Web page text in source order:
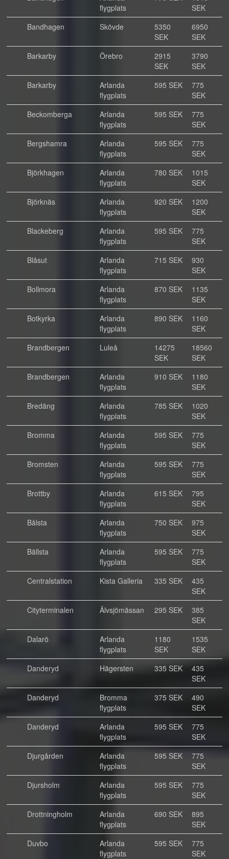
flygplats
SEK
Bandhagen
Skövde
5350
SEK
6950
SEK
Barkarby
Örebro
2915
SEK
3790
SEK
Barkarby
Arlanda
flygplats
595 SEK
775
SEK
Beckomberga
Arlanda
flygplats
595 SEK
775
SEK
Bergshamra
Arlanda
flygplats
595 SEK
775
SEK
Björkhagen
Arlanda
flygplats
780 SEK
1015
SEK
Björknäs
Arlanda
flygplats
920 SEK
1200
SEK
Blackeberg
Arlanda
flygplats
595 SEK
775
SEK
Blåsut
Arlanda
flygplats
715 SEK
930
SEK
Bollmora
Arlanda
flygplats
870 SEK
1135
SEK
Botkyrka
Arlanda
flygplats
890 SEK
1160
SEK
Brandbergen
Luleå
14275
SEK
18560
SEK
Brandbergen
Arlanda
flygplats
910 SEK
1180
SEK
Bredäng
Arlanda
flygplats
785 SEK
1020
SEK
Bromma
Arlanda
flygplats
595 SEK
775
SEK
Bromsten
Arlanda
flygplats
595 SEK
775
SEK
Brottby
Arlanda
flygplats
615 SEK
795
SEK
Bålsta
Arlanda
flygplats
750 SEK
975
SEK
Bällsta
Arlanda
flygplats
595 SEK
775
SEK
Centralstation
Kista Galleria 335 SEK
435
SEK
Cityterminalen
Älvsjömässan 295 SEK
385
SEK
Dalarö
Arlanda
flygplats
1180
SEK
1535
SEK
Danderyd
Hägersten 335 SEK
435
SEK
Danderyd
Bromma
flygplats
375 SEK
490
SEK
Danderyd
Arlanda
flygplats
595 SEK
775
SEK
Djurgården
Arlanda
flygplats
595 SEK
775
SEK
Djursholm
Arlanda
flygplats
595 SEK
775
SEK
Drottningholm
Arlanda
flygplats
690 SEK
895
SEK
Duvbo
Arlanda
flygplats
595 SEK
775
SEK